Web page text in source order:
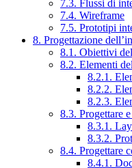
7.3. Flussi di
7.4. Wireframe
7.5. Prototipi
8. Progettazione
8.1. Obiettivi
8.2. Elementi
8.2.1.
8.2.2.
8.2.3.
8.3. Progettare
8.3.1.
8.3.2.
8.4. Progettare
8.4.1.